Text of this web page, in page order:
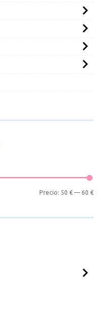
Precio: 50 € — 60 €